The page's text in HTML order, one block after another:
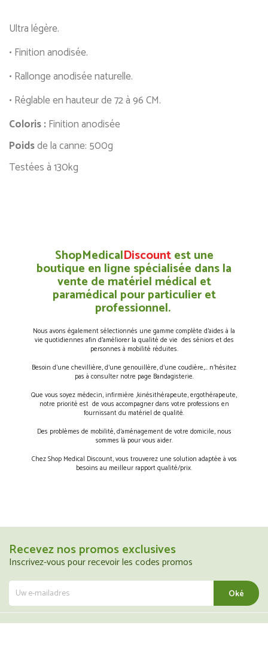
Ultra légère.
• Finition anodisée.
• Rallonge anodisée naturelle.
• Réglable en hauteur de 72 à 96 CM.
Coloris :Finition anodisée
Poidsde la canne: 500g
Testées à 130kg
ShopMedicalDiscountest une
boutique en ligne spécialisée dans la
vente de matériel médical et
paramédical pour particulier et
professionnel.
Nous avons également sélectionnés une gamme complète d’aides à la
vie quotidiennes afin d’améliorer la qualité de vie des séniors et des
personnes à mobilité réduites.
Besoin d’une chevillière, d’une genouillère, d’une coudière,… n’hésitez
pas à consulter notre page Bandagisterie.
Que vous soyez médecin, infirmière ,kinésithérapeute, ergothérapeute,
notre priorité est de vous accompagner dans votre professions en
fournissant du matériel de qualité.
Des problèmes de mobilité, d’aménagement de votre domicile, nous
sommes là pour vous aider.
Chez Shop Medical Discount, vous trouverez une solution adaptée à vos
besoins au meilleur rapport qualité/prix.
Recevez nos promos exclusives
Inscrivez-vous pour recevoir les codes promos